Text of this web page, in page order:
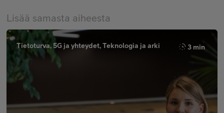
Lisää samasta aiheesta
Tietoturva, 5G ja yhteydet, Teknologia ja arki 3 min